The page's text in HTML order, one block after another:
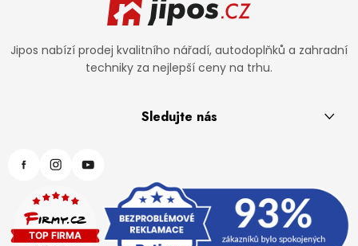
Jipos nabízí prodej kvalitního nářadí, autodoplňků a zahradní
techniky za nejlepší ceny na trhu.
Sledujte nás